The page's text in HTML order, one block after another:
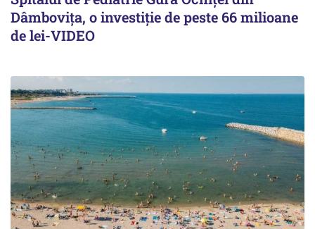
Dâmbovița, o investiție de peste 66 milioane
de lei-VIDEO